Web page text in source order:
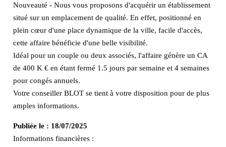
Nouveauté - Nous vous proposons d'acquérir un établissement
situé sur un emplacement de qualité. En effet, positionné en
plein cœur d'une place dynamique de la ville, facile d'accès,
cette affaire bénéficie d'une belle visibilité.
Idéal pour un couple ou deux associés, l'affaire génère un CA
de 400 K € en étant fermé 1.5 jours par semaine et 4 semaines
pour congés annuels.
Votre conseiller BLOT se tient à votre disposition pour de plus
amples informations.
Publiée le : 18/07/2025
Informations financières :